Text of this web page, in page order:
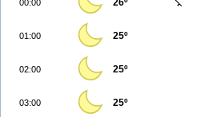
00:00 26º
01:00 25º
02:00 25º
03:00 25º